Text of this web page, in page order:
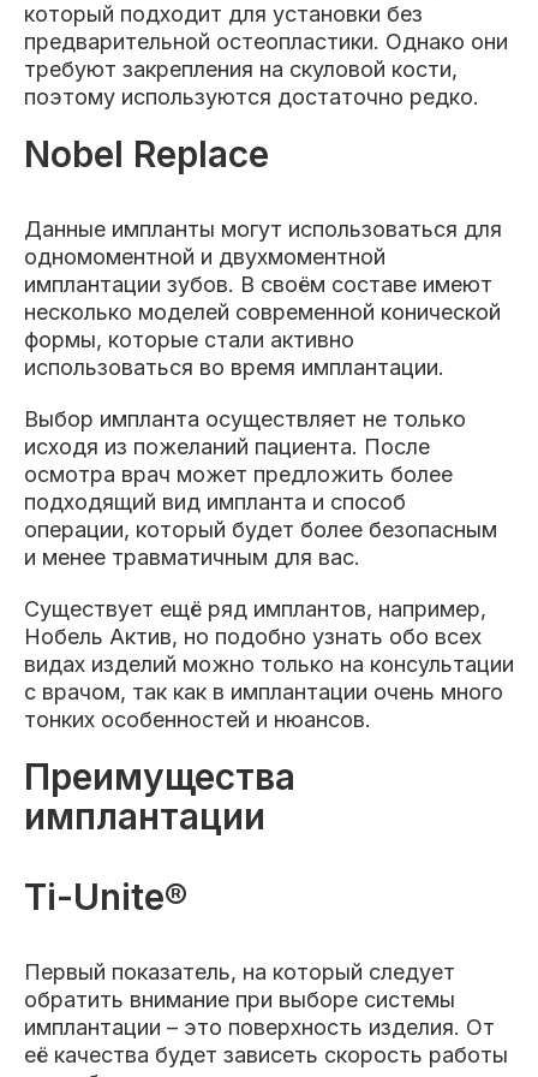
который подходит для установки без
предварительной остеопластики. Однако они
требуют закрепления на скуловой кости,
поэтому используются достаточно редко.
Nobel Replace
Данные импланты могут использоваться для
одномоментной и двухмоментной
имплантации зубов. В своём составе имеют
несколько моделей современной конической
формы, которые стали активно
использоваться во время имплантации.
Выбор импланта осуществляет не только
исходя из пожеланий пациента. После
осмотра врач может предложить более
подходящий вид импланта и способ
операции, который будет более безопасным
и менее травматичным для вас.
Существует ещё ряд имплантов, например,
Нобель Актив, но подобно узнать обо всех
видах изделий можно только на консультации
с врачом, так как в имплантации очень много
тонких особенностей и нюансов.
Преимущества
имплантации
Ti-Unite®
Первый показатель, на который следует
обратить внимание при выборе системы
имплантации – это поверхность изделия. От
её качества будет зависеть скорость работы